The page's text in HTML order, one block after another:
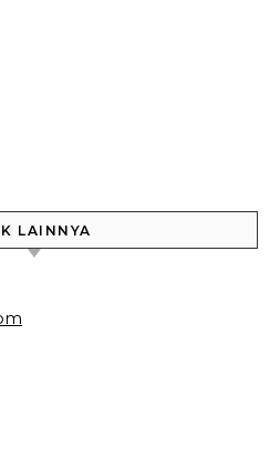
LAINNYA